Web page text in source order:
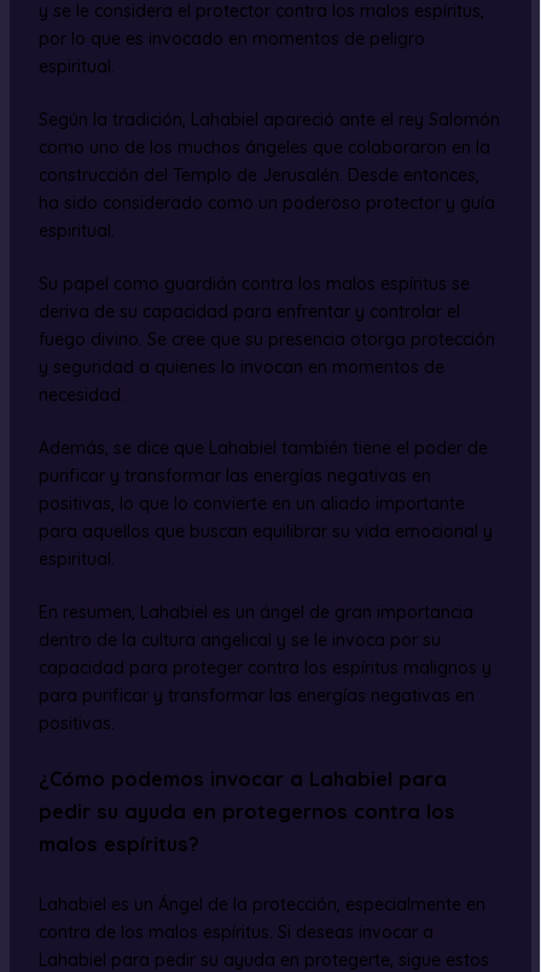
y se le considera el protector contra los malos espíritus,
por lo que es invocado en momentos de peligro
espiritual.
Según la tradición, Lahabiel apareció ante el rey Salomón
como uno de los muchos ángeles que colaboraron en la
construcción del Templo de Jerusalén. Desde entonces,
ha sido considerado como un poderoso protector y guía
espiritual.
Su papel como guardián contra los malos espíritus se
deriva de su capacidad para enfrentar y controlar el
fuego divino. Se cree que su presencia otorga protección
y seguridad a quienes lo invocan en momentos de
necesidad.
Además, se dice que Lahabiel también tiene el poder de
purificar y transformar las energías negativas en
positivas, lo que lo convierte en un aliado importante
para aquellos que buscan equilibrar su vida emocional y
espiritual.
En resumen, Lahabiel es un ángel de gran importancia
dentro de la cultura angelical y se le invoca por su
capacidad para proteger contra los espíritus malignos y
para purificar y transformar las energías negativas en
positivas.
¿Cómo podemos invocar a Lahabiel para
pedir su ayuda en protegernos contra los
malos espíritus?
Lahabiel es un Ángel de la protección, especialmente en
contra de los malos espíritus. Si deseas invocar a
Lahabiel para pedir su ayuda en protegerte, sigue estos